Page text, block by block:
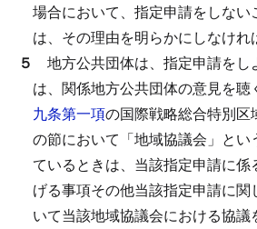
場合において、指定申請をしない
は、その理由を明らかにしなけれ
５ 地方公共団体は、指定申請をし
は、関係地方公共団体の意見を聴
九条第一項の国際戦略総合特別区
の節において「地域協議会」とい
ているときは、当該指定申請に係
げる事項その他当該指定申請に関
いて当該地域協議会における協議